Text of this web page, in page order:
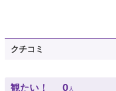
クチコミ
観たい！ 0人